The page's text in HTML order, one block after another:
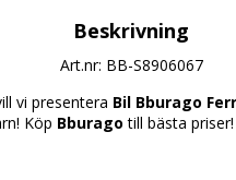
Beskrivning
Art.nr: BB-S8906067
vi presentera Bil Bburago
Köp Bburago till bästa priser!